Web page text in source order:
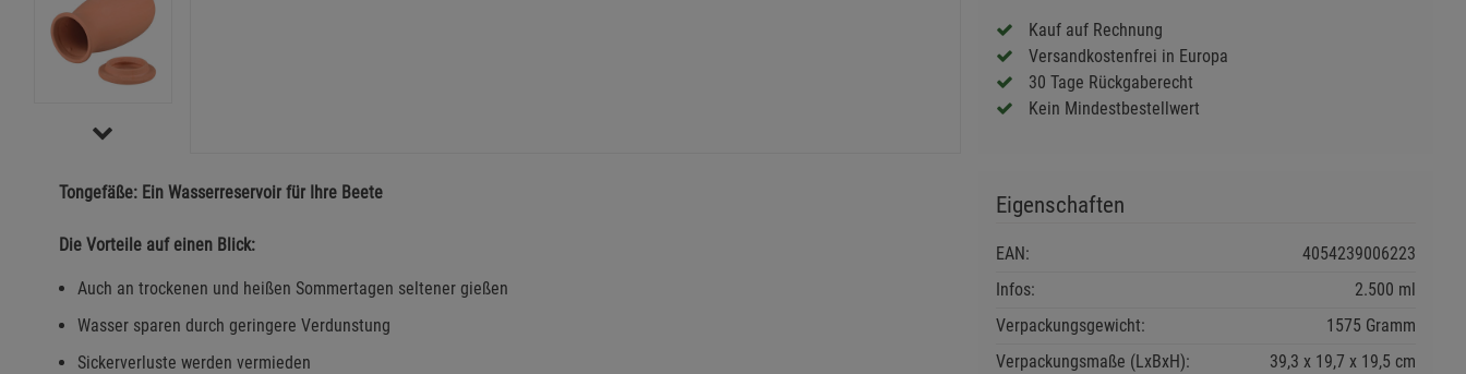
Kauf auf Rechnung
Versandkostenfrei in Europa
30 Tage Rückgaberecht
Kein Mindestbestellwert
Tongefäße: Ein Wasserreservoir für Ihre Beete
Die Vorteile auf einen Blick:
Auch an trockenen und heißen Sommertagen seltener gießen
Wasser sparen durch geringere Verdunstung
Sickerverluste werden vermieden
Eigenschaften
EAN:
4054239006223
Infos:
2.500 ml
Verpackungsgewicht:
1575 Gramm
Verpackungsmaße (LxBxH):
39,3 19,7 19,5 cm